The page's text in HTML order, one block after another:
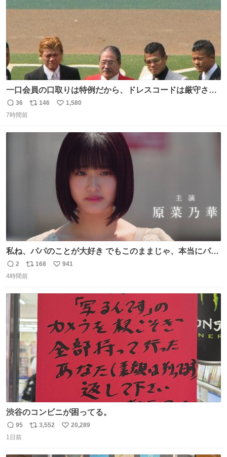
一口会員の口取りは特例だから、ドレスコードは厳守させ
るべき。
返
信
36
リ
146
い
数
1,580
7時間前
私ね、パパのことが大好き でもこのままじゃ、本当にパパ
を嫌いになっちゃう だから・・・ ドラマ #もうパパ ！😠
本編映像初公開📺 親子の愛ゆえのすれ違いを描くティザー
tver.jp/series/sr504n7… #日10 #ABCテレビ #新ドラマ
10/4（日）スタート🎬
返
信
2
リ
ポ
168
い
941
4時間前
渋谷のコンビニが困ってる。
返
信
95
リ
3,552
い
20,289
1日前